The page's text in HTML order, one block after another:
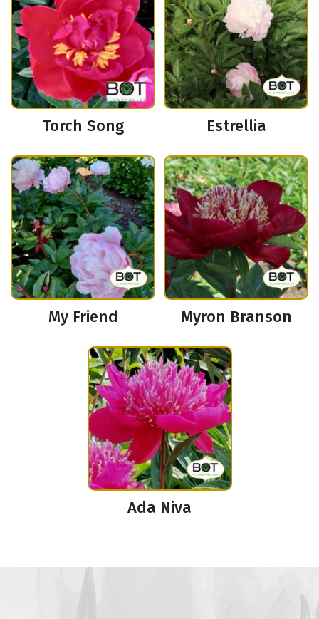
Torch Song Estrellia
My Friend Myron Branson
Ada Niva